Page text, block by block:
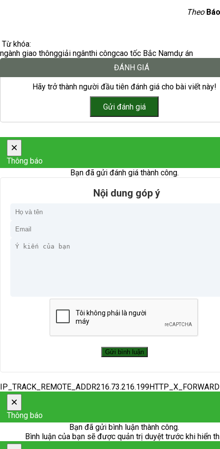
Theo
Từ khóa:
ngành giao thônggiải ngânthi côngcao tốc Bắc Namdự án
ĐÁNH GIÁ
Hãy trở thành người đầu tiên đánh giá cho bài viết này!
×
Thông báo
Bạn đã gửi đánh giá thành công.
Nội dung góp ý
×
Thông báo
Bạn đã gửi bình luận thành công.
Bình luận của bạn sẽ được quản trị duyệt trước khi hiển